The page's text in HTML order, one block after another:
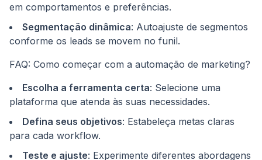
em comportamentos e preferências.
Segmentação dinâmica: Autoajuste de segmentos
conforme os leads se movem no funil.
FAQ: Como começar com a automação de marketing?
Escolha a ferramenta certa: Selecione uma
plataforma que atenda às suas necessidades.
Defina seus objetivos: Estabeleça metas claras
para cada workflow.
Teste e ajuste: Experimente diferentes abordagens